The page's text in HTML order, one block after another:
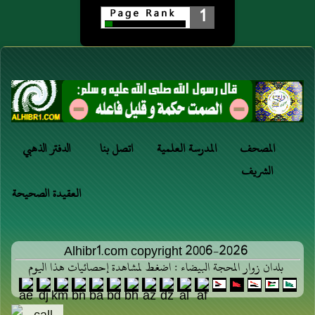
1
الدفتر الذهبي اتصل بنا المدرسة العلمية
المصحف
الشريف
العقيدة الصحيحة
Alhibr1.com copyright 2006-2026
بلدان زوار المحجة البيضاء : اضغط لمشاهدة إحصائيات هذا اليوم